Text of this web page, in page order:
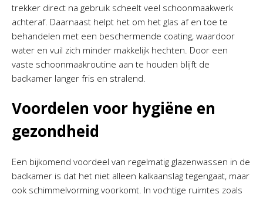
trekker direct na gebruik scheelt veel schoonmaakwerk
achteraf. Daarnaast helpt het om het glas af en toe te
behandelen met een beschermende coating, waardoor
water en vuil zich minder makkelijk hechten. Door een
vaste schoonmaakroutine aan te houden blijft de
badkamer langer fris en stralend.
Voordelen voor hygiëne en
gezondheid
Een bijkomend voordeel van regelmatig glazenwassen in de
badkamer is dat het niet alleen kalkaanslag tegengaat, maar
ook schimmelvorming voorkomt. In vochtige ruimtes zoals